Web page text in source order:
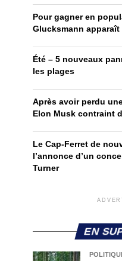
Pour gagner en
Glucksmann
Été – 5 nouveaux
les plages
Après avoir perdu
Elon Musk contraint
Le Cap-Ferret de
l’annonce d’un
Turner
EN